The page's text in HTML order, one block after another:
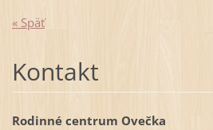
« Späť
Kontakt
Rodinné centrum Ovečka